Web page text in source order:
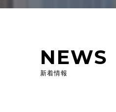
NEWS
新着情報